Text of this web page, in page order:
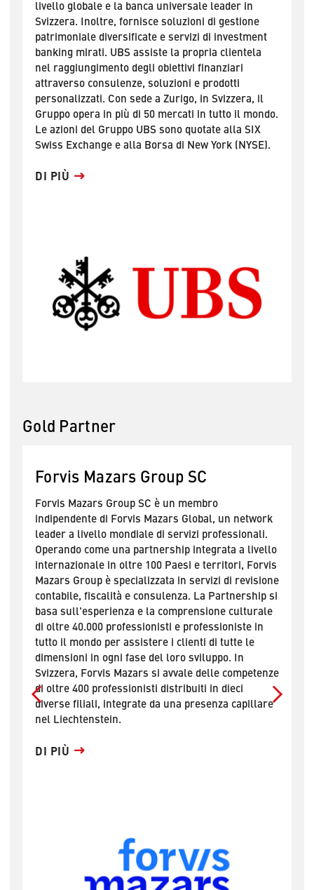
livello globale e la banca universale leader in
Svizzera. Inoltre, fornisce soluzioni di gestione
patrimoniale diversificate e servizi di investment
banking mirati. UBS assiste la propria clientela
nel raggiungimento degli obiettivi finanziari
attraverso consulenze, soluzioni e prodotti
personalizzati. Con sede a Zurigo, in Svizzera, il
Gruppo opera in più di 50 mercati in tutto il mondo.
Le azioni del Gruppo UBS sono quotate alla SIX
Swiss Exchange e alla Borsa di New York (NYSE).
DI PIÙ
Gold Partner
Forvis Mazars Group SC
Forvis Mazars Group SC è un membro
indipendente di Forvis Mazars Global, un network
leader a livello mondiale di servizi professionali.
Operando come una partnership integrata a livello
internazionale in oltre 100 Paesi e territori, Forvis
Mazars Group è specializzata in servizi di revisione
contabile, fiscalità e consulenza. La Partnership si
basa sull'esperienza e la comprensione culturale
di oltre 40.000 professionisti e professioniste in
tutto il mondo per assistere i clienti di tutte le
dimensioni in ogni fase del loro sviluppo. In
Svizzera, Forvis Mazars si avvale delle competenze
di oltre 400 professionisti distribuiti in dieci
diverse filiali, integrate da una presenza capillare
nel Liechtenstein.
DI PIÙ